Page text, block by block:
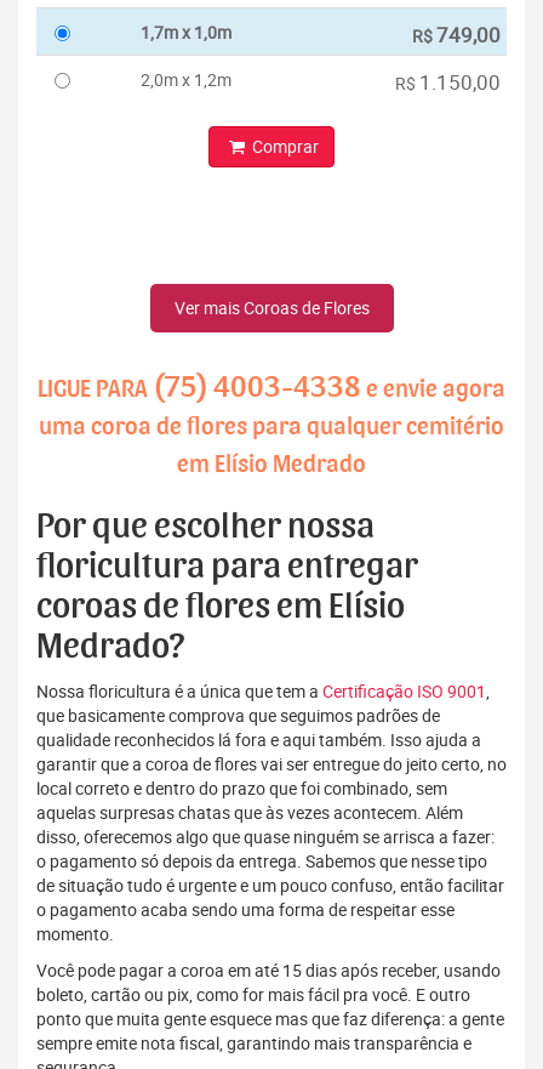
1,7m x 1,0m R$749,00
2,0m x 1,2m R$ 1.150,00
Comprar
Ver mais Coroas de Flores
LIGUE PARA (75) 4003-4338 e envie agora
uma coroa de flores para qualquer cemitério
em Elísio Medrado
Por que escolher nossa
floricultura para entregar
coroas de flores em Elísio
Medrado?
Nossa floricultura é a única que tem a Certificação ISO 9001,
que basicamente comprova que seguimos padrões de
qualidade reconhecidos lá fora e aqui também. Isso ajuda a
garantir que a coroa de flores vai ser entregue do jeito certo, no
local correto e dentro do prazo que foi combinado, sem
aquelas surpresas chatas que às vezes acontecem. Além
disso, oferecemos algo que quase ninguém se arrisca a fazer:
o pagamento só depois da entrega. Sabemos que nesse tipo
de situação tudo é urgente e um pouco confuso, então facilitar
o pagamento acaba sendo uma forma de respeitar esse
momento.
Você pode pagar a coroa em até 15 dias após receber, usando
boleto, cartão ou pix, como for mais fácil pra você. E outro
ponto que muita gente esquece mas que faz diferença: a gente
sempre emite nota fiscal, garantindo mais transparência e